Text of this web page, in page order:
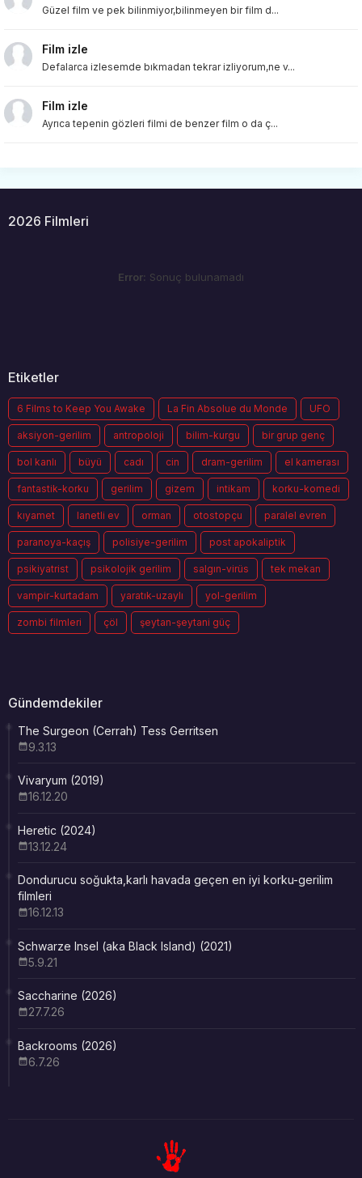
Güzel film ve pek bilinmiyor,bilinmeyen bir film d...
Film izle
Defalarca izlesemde bıkmadan tekrar izliyorum,ne v...
Film izle
Ayrıca tepenin gözleri filmi de benzer film o da ç...
2026 Filmleri
Error: Sonuç bulunamadı
Etiketler
6 Films to Keep You Awake La Fin Absolue du Monde UFO
aksiyon-gerilim antropoloji bilim-kurgu bir grup genç
bol kanlı büyü cadı cin dram-gerilim el kamerası
fantastik-korku gerilim gizem intikam korku-komedi
kıyamet lanetli ev orman otostopçu paralel evren
paranoya-kaçış polisiye-gerilim post apokaliptik
psikiyatrist psikolojik gerilim salgın-virüs tek mekan
vampir-kurtadam yaratık-uzaylı yol-gerilim
zombi filmleri çöl şeytan-şeytani güç
Gündemdekiler
The Surgeon (Cerrah) Tess Gerritsen
9.3.13
Vivaryum (2019)
16.12.20
Heretic (2024)
13.12.24
Dondurucu soğukta,karlı havada geçen en iyi korku-gerilim
filmleri
16.12.13
Schwarze Insel (aka Black Island) (2021)
5.9.21
Saccharine (2026)
27.7.26
Backrooms (2026)
6.7.26